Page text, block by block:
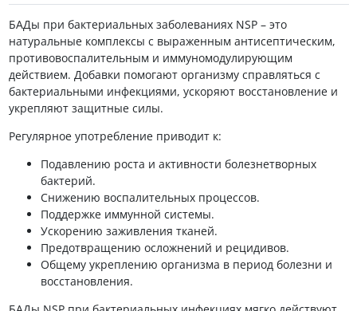
БАДы при бактериальных заболеваниях NSP – это
натуральные комплексы с выраженным антисептическим,
противовоспалительным и иммуномодулирующим
действием. Добавки помогают организму справляться с
бактериальными инфекциями, ускоряют восстановление и
укрепляют защитные силы.
Регулярное употребление приводит к:
Подавлению роста и активности болезнетворных
бактерий.
Снижению воспалительных процессов.
Поддержке иммунной системы.
Ускорению заживления тканей.
Предотвращению осложнений и рецидивов.
Общему укреплению организма в период болезни и
восстановления.